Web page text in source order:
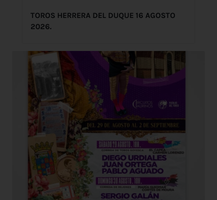
TOROS HERRERA DEL DUQUE 16 AGOSTO
2026.